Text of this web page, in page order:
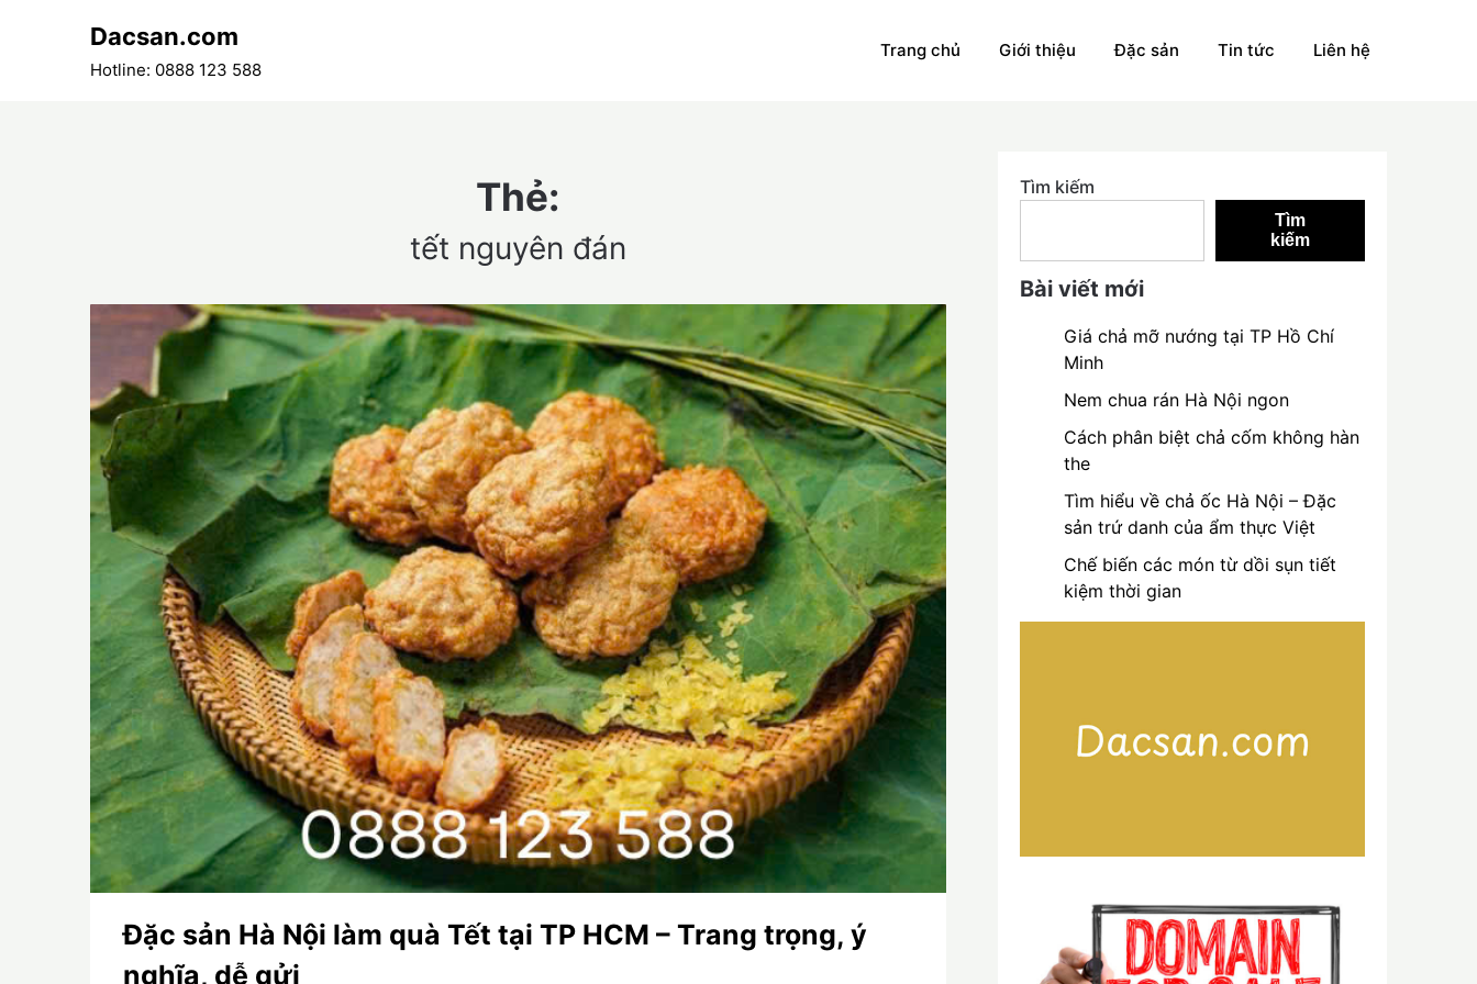
Dacsan.com
Hotline: 0888 123 588
Trang chủ Giới thiệu Đặc sản Tin tức Liên hệ
Thẻ:
tết nguyên đán
Đặc sản Hà Nội làm quà Tết tại TP HCM – Trang trọng, ý
nghĩa, dễ gửi
Tìm kiếm
Tìm
kiếm
Bài viết mới
Giá chả mỡ nướng tại TP Hồ Chí
Minh
Nem chua rán Hà Nội ngon
Cách phân biệt chả cốm không hàn
the
Tìm hiểu về chả ốc Hà Nội – Đặc
sản trứ danh của ẩm thực Việt
Chế biến các món từ dồi sụn tiết
kiệm thời gian